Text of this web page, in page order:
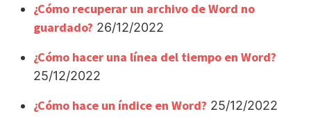
¿Cómo recuperar un archivo de Word no
guardado? 26/12/2022
¿Cómo hacer una línea del tiempo en Word?
25/12/2022
¿Cómo hace un índice en Word? 25/12/2022